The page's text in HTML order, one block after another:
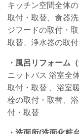
キッチン空間全体
取付・取替、食器
ジフードの取付・
取替、浄水器の取
・ 風呂リフォーム
ニットバス 浴室全
取付・取替
、浴室
栓の取付・取替、
付・取替